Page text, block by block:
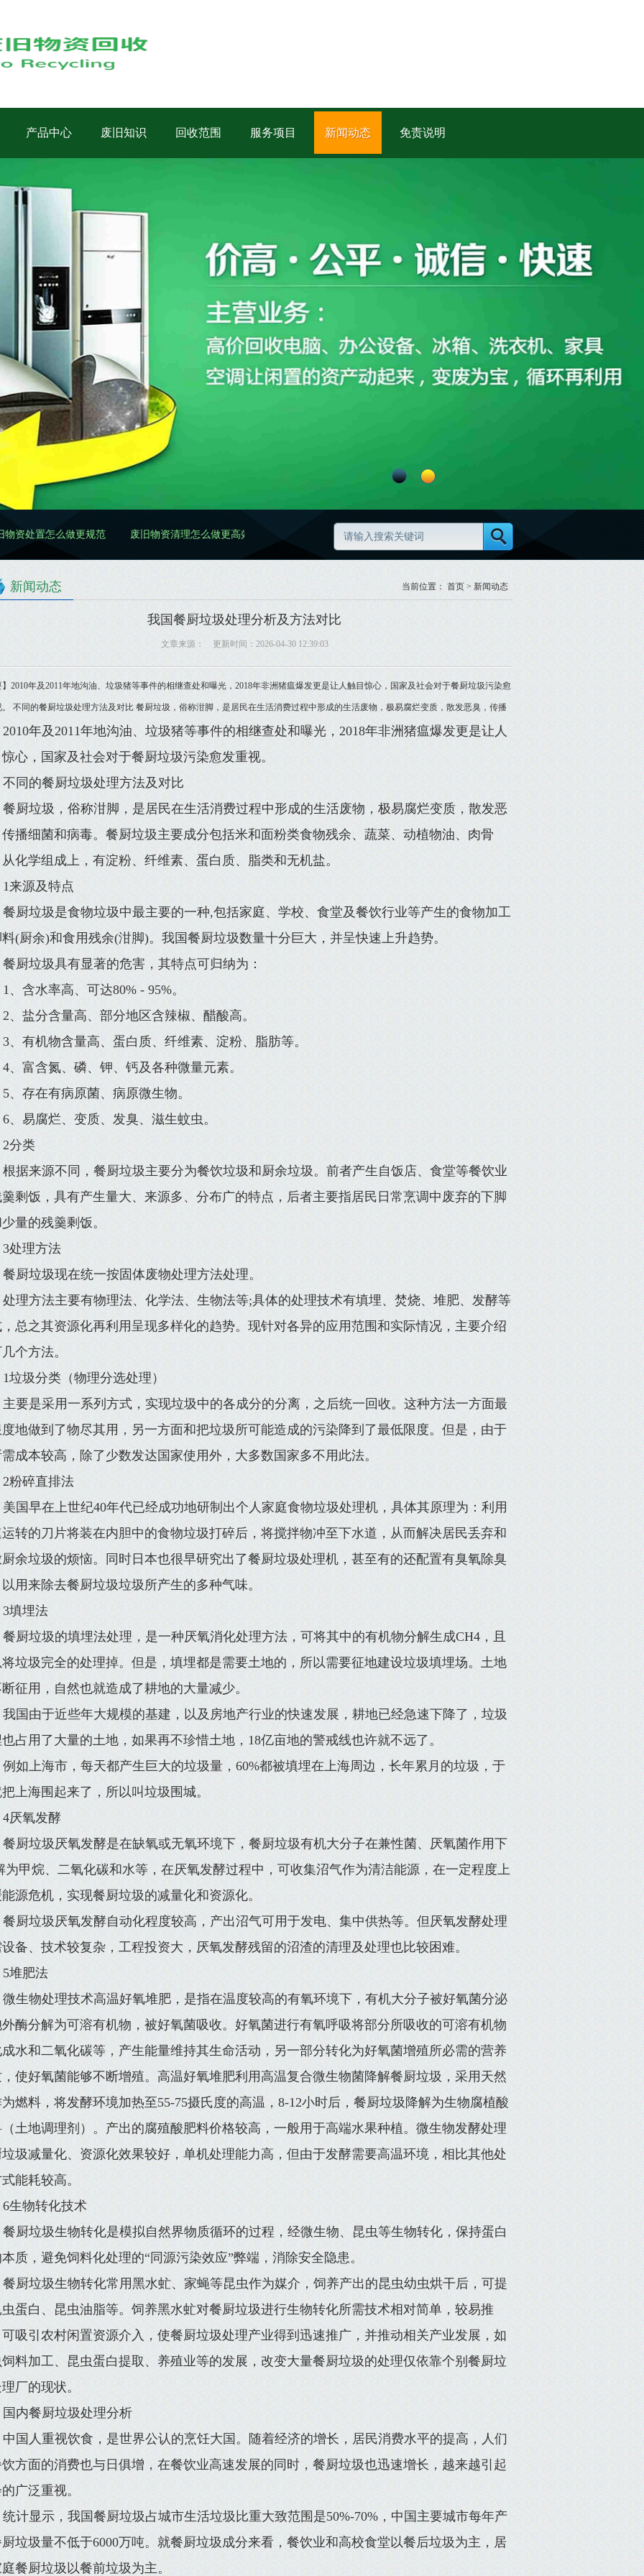
产品中心 废旧知识 回收范围 服务项目 新闻动态 免责说明
更规范 废旧物资清理怎么做更高效更规范 废旧物资分类怎么做更规范
新闻动态 当前位置： 首页 > 新闻动态
我国餐厨垃圾处理分析及方法对比
文章来源： 更新时间：2026-04-30 12:39:03
2010年及2011年地沟油、垃圾猪等事件的相继查处和曝光，2018年非洲猪瘟爆发更是让人触目惊心，国家及社会对于餐厨垃圾污染愈
。 不同的餐厨垃圾处理方法及对比 餐厨垃圾，俗称泔脚，是居民在生活消费过程中形成的生活废物，极易腐烂变质，散发恶臭，传播
2010年及2011年地沟油、垃圾猪等事件的相继查处和曝光，2018年非洲猪瘟爆发更是让人
心，国家及社会对于餐厨垃圾污染愈发重视。
不同的餐厨垃圾处理方法及对比
餐厨垃圾，俗称泔脚，是居民在生活消费过程中形成的生活废物，极易腐烂变质，散发恶
播细菌和病毒。餐厨垃圾主要成分包括米和面粉类食物残余、蔬菜、动植物油、肉骨
化学组成上，有淀粉、纤维素、蛋白质、脂类和无机盐。
1来源及特点
餐厨垃圾是食物垃圾中最主要的一种,包括家庭、学校、食堂及餐饮行业等产生的食物加工
(厨余)和食用残余(泔脚)。我国餐厨垃圾数量十分巨大，并呈快速上升趋势。
餐厨垃圾具有显著的危害，其特点可归纳为：
1、含水率高、可达80% - 95%。
2、盐分含量高、部分地区含辣椒、醋酸高。
3、有机物含量高、蛋白质、纤维素、淀粉、脂肪等。
4、富含氮、磷、钾、钙及各种微量元素。
5、存在有病原菌、病原微生物。
6、易腐烂、变质、发臭、滋生蚊虫。
2分类
根据来源不同，餐厨垃圾主要分为餐饮垃圾和厨余垃圾。前者产生自饭店、食堂等餐饮业
剩饭，具有产生量大、来源多、分布广的特点，后者主要指居民日常烹调中废弃的下脚
量的残羹剩饭。
3处理方法
餐厨垃圾现在统一按固体废物处理方法处理。
处理方法主要有物理法、化学法、生物法等;具体的处理技术有填埋、焚烧、堆肥、发酵等
总之其资源化再利用呈现多样化的趋势。现针对各异的应用范围和实际情况，主要介绍
个方法。
1垃圾分类（物理分选处理）
主要是采用一系列方式，实现垃圾中的各成分的分离，之后统一回收。这种方法一方面最
地做到了物尽其用，另一方面和把垃圾所可能造成的污染降到了最低限度。但是，由于
成本较高，除了少数发达国家使用外，大多数国家多不用此法。
2粉碎直排法
美国早在上世纪40年代已经成功地研制出个人家庭食物垃圾处理机，具体其原理为：利用
转的刀片将装在内胆中的食物垃圾打碎后，将搅拌物冲至下水道，从而解决居民丢弃和
余垃圾的烦恼。同时日本也很早研究出了餐厨垃圾处理机，甚至有的还配置有臭氧除臭
用来除去餐厨垃圾垃圾所产生的多种气味。
3填埋法
餐厨垃圾的填埋法处理，是一种厌氧消化处理方法，可将其中的有机物分解生成CH4，且
垃圾完全的处理掉。但是，填埋都是需要土地的，所以需要征地建设垃圾填埋场。土地
征用，自然也就造成了耕地的大量减少。
我国由于近些年大规模的基建，以及房地产行业的快速发展，耕地已经急速下降了，垃圾
占用了大量的土地，如果再不珍惜土地，18亿亩地的警戒线也许就不远了。
例如上海市，每天都产生巨大的垃圾量，60%都被填埋在上海周边，长年累月的垃圾，于
上海围起来了，所以叫垃圾围城。
4厌氧发酵
餐厨垃圾厌氧发酵是在缺氧或无氧环境下，餐厨垃圾有机大分子在兼性菌、厌氧菌作用下
为甲烷、二氧化碳和水等，在厌氧发酵过程中，可收集沼气作为清洁能源，在一定程度上
源危机，实现餐厨垃圾的减量化和资源化。
餐厨垃圾厌氧发酵自动化程度较高，产出沼气可用于发电、集中供热等。但厌氧发酵处理
备、技术较复杂，工程投资大，厌氧发酵残留的沼渣的清理及处理也比较困难。
5堆肥法
微生物处理技术高温好氧堆肥，是指在温度较高的有氧环境下，有机大分子被好氧菌分泌
酶分解为可溶有机物，被好氧菌吸收。好氧菌进行有氧呼吸将部分所吸收的可溶有机物
水和二氧化碳等，产生能量维持其生命活动，另一部分转化为好氧菌增殖所必需的营养
使好氧菌能够不断增殖。高温好氧堆肥利用高温复合微生物菌降解餐厨垃圾，采用天然
燃料，将发酵环境加热至55-75摄氏度的高温，8-12小时后，餐厨垃圾降解为生物腐植酸
土地调理剂）。产出的腐殖酸肥料价格较高，一般用于高端水果种植。微生物发酵处理
圾减量化、资源化效果较好，单机处理能力高，但由于发酵需要高温环境，相比其他处
能耗较高。
6生物转化技术
餐厨垃圾生物转化是模拟自然界物质循环的过程，经微生物、昆虫等生物转化，保持蛋白
质，避免饲料化处理的“同源污染效应”弊端，消除安全隐患。
餐厨垃圾生物转化常用黑水虻、家蝇等昆虫作为媒介，饲养产出的昆虫幼虫烘干后，可提
蛋白、昆虫油脂等。饲养黑水虻对餐厨垃圾进行生物转化所需技术相对简单，较易推
吸引农村闲置资源介入，使餐厨垃圾处理产业得到迅速推广，并推动相关产业发展，如
料加工、昆虫蛋白提取、养殖业等的发展，改变大量餐厨垃圾的处理仅依靠个别餐厨垃
厂的现状。
国内餐厨垃圾处理分析
中国人重视饮食，是世界公认的烹饪大国。随着经济的增长，居民消费水平的提高，人们
方面的消费也与日俱增，在餐饮业高速发展的同时，餐厨垃圾也迅速增长，越来越引起
广泛重视。
统计显示，我国餐厨垃圾占城市生活垃圾比重大致范围是50%-70%，中国主要城市每年产
垃圾量不低于6000万吨。就餐厨垃圾成分来看，餐饮业和高校食堂以餐后垃圾为主，居
餐厨垃圾以餐前垃圾为主。